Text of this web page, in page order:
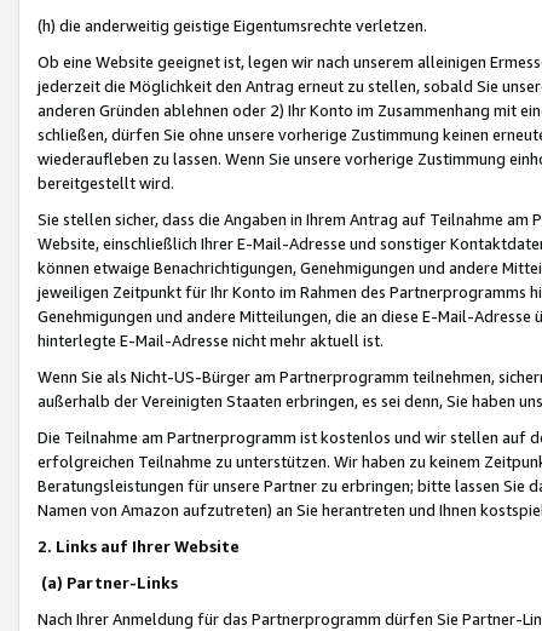
(h) die anderweitig geistige Eigentumsrechte verletzen.
Ob eine Website geeignet ist, legen wir nach unserem alleinigen
jederzeit die Möglichkeit den Antrag erneut zu stellen, sobald Sie
anderen Gründen ablehnen oder 2) Ihr Konto im Zusammenhang mit
schließen, dürfen Sie ohne unsere vorherige Zustimmung keinen
wiederaufleben zu lassen. Wenn Sie unsere vorherige Zustimmung
bereitgestellt wird.
Sie stellen sicher, dass die Angaben in Ihrem Antrag auf Teilnahme
Website, einschließlich Ihrer E-Mail-Adresse und sonstiger
können etwaige Benachrichtigungen, Genehmigungen und andere
jeweiligen Zeitpunkt für Ihr Konto im Rahmen des Partnerprogramms
Genehmigungen und andere Mitteilungen, die an diese E-Mail-
hinterlegte E-Mail-Adresse nicht mehr aktuell ist.
Wenn Sie als Nicht-US-Bürger am Partnerprogramm teilnehmen,
außerhalb der Vereinigten Staaten erbringen, es sei denn, Sie haben
Die Teilnahme am Partnerprogramm ist kostenlos und wir stellen auf
erfolgreichen Teilnahme zu unterstützen. Wir haben zu keinem
Beratungsleistungen für unsere Partner zu erbringen; bitte lassen Sie
Namen von Amazon aufzutreten) an Sie herantreten und Ihnen
2. Links auf Ihrer Website
(a) Partner-Links
Nach Ihrer Anmeldung für das Partnerprogramm dürfen Sie Partner-